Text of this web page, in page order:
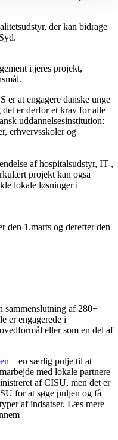
der kan bidrage
i jeres projekt,
at engagere danske unge
det er derfor et krav for alle
uddannelsesinstitution:
erhvervsskoler og
af hospitalsudstyr, IT-,
projekt kan også
lokale løsninger i
den 1.marts og derefter den
af 280+
er engagerede i
eller som en del af
– en særlig pulje til at
med lokale partnere
af CISU, men det er
for at søge puljen og få
af indsatser. Læs mere